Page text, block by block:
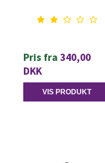
Pris fra 340,00
DKK
VIS PRODUKT